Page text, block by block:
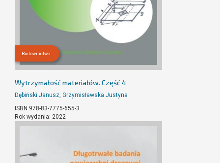
Budownictwo
Wytrzymałość materiałów. Część 4
Dębiński Janusz, Grzymisławska Justyna
ISBN 978-83-7775-655-3
Rok wydania: 2022